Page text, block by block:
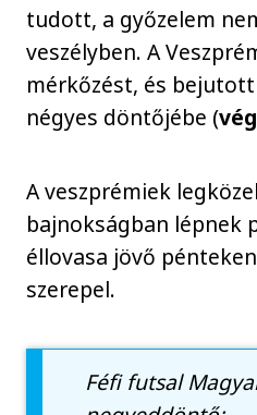
tudott, a győzelem
veszélyben. A
mérkőzést, és
négyes döntőjébe (
A veszprémiek
bajnokságban lépnek
éllovasa jövő
szerepel.
Féfi futsal